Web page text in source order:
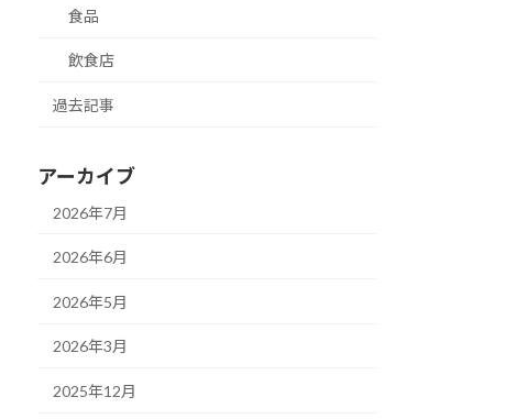
食品
飲食店
過去記事
アーカイブ
2026年7月
2026年6月
2026年5月
2026年3月
2025年12月